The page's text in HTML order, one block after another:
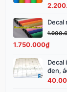
Decal
Giá
gốc
là:
1.750.000₫
Giá
hiện
tại
1.750.000₫.Decal
đen,